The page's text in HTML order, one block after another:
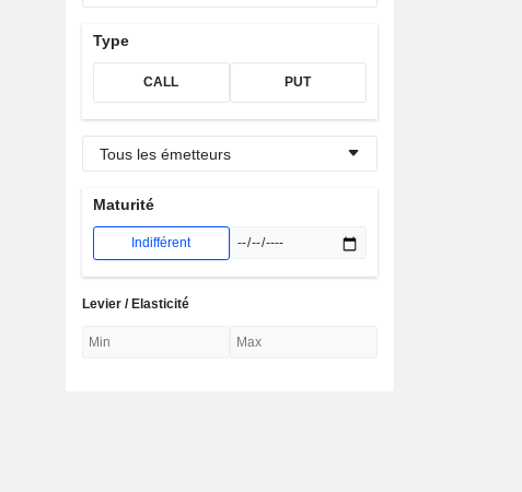
Type
CALL PUT
Tous les émetteurs
Maturité
Indifférent
Levier / Elasticité